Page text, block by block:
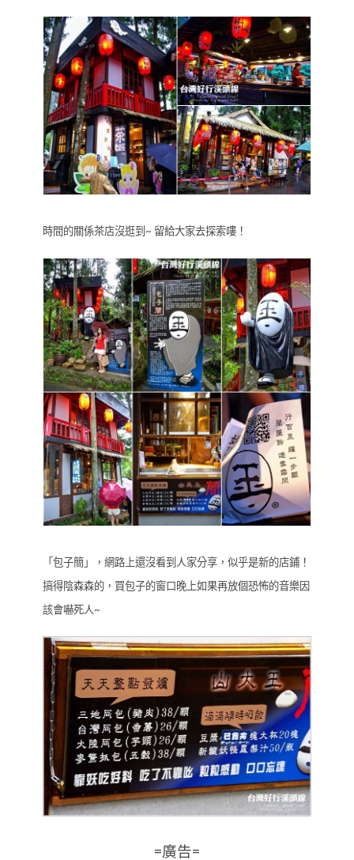
時間的關係茶店沒逛到~ 留給大家去探索嘍！
「包子簡」，網路上還沒看到人家分享，似乎是新的店鋪！
搞得陰森森的，買包子的窗口晚上如果再放個恐怖的音樂因
該會嚇死人~
=廣告=